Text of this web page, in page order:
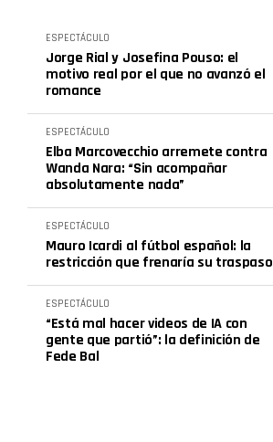
ESPECTÁCULO
Jorge Rial y Josefina Pouso: el
motivo real por el que no avanzó el
romance
ESPECTÁCULO
Elba Marcovecchio arremete contra
Wanda Nara: “Sin acompañar
absolutamente nada”
ESPECTÁCULO
Mauro Icardi al fútbol español: la
restricción que frenaría su traspaso
ESPECTÁCULO
“Está mal hacer videos de IA con
gente que partió”: la definición de
Fede Bal